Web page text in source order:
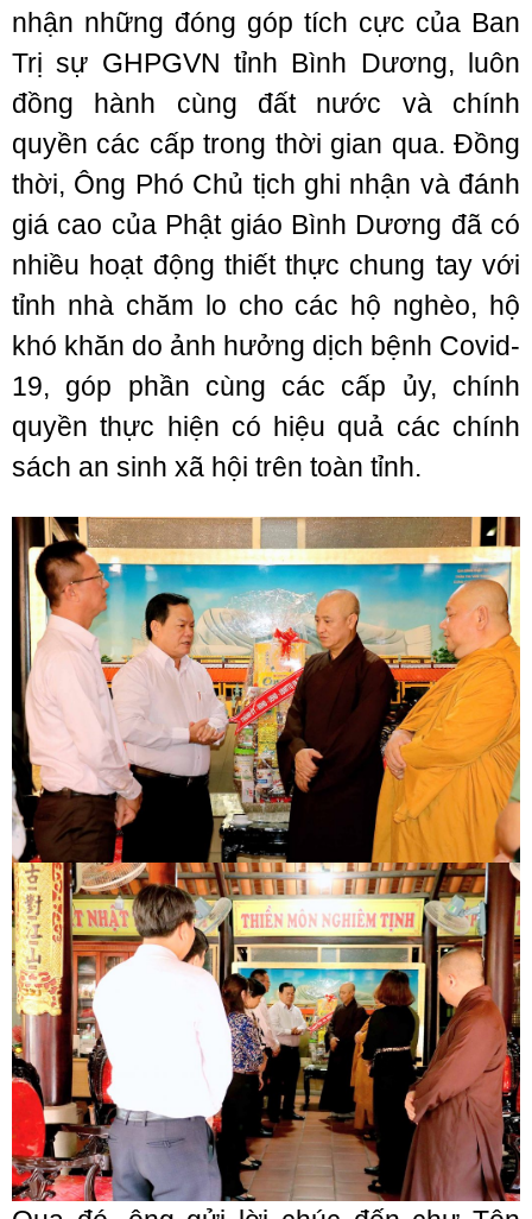
nhận những đóng góp tích cực của Ban
Trị sự GHPGVN tỉnh Bình Dương, luôn
đồng hành cùng đất nước và chính
quyền các cấp trong thời gian qua. Đồng
thời, Ông Phó Chủ tịch ghi nhận và đánh
giá cao của Phật giáo Bình Dương đã có
nhiều hoạt động thiết thực chung tay với
tỉnh nhà chăm lo cho các hộ nghèo, hộ
khó khăn do ảnh hưởng dịch bệnh Covid-
19, góp phần cùng các cấp ủy, chính
quyền thực hiện có hiệu quả các chính
sách an sinh xã hội trên toàn tỉnh.